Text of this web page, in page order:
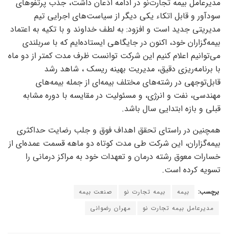
مدیرعامل بیمه تجارت‌نو در ادامه اذعان داشت، جذب پرتفوهای
سودآور و قابل اتکاء یکی دیگر از سیاست‌های اجرایی تیم
مدیریتی جدید است و افزود: به لطف خداوند و با تکیه به اعتماد
بیمه‌گزاران خود، اکنون در جایگاهی ایستاده‌ایم که با سربلندی
می‌توانیم اعلام کنیم این شرکت توانست ظرف مدت کمتر از دو ماه
با برنامه‌ریزی دقیق، مدیریت بهینه ریسک ، شاهد رشد
قابل‌توجهی در رشته‌های مختلف بیمه‌ای از جمله بیمه‌های
مهندسی، نفت و انرژی، و مسئولیت در مقایسه با دوره مشابه
قبلی و بازه ابتدایی سال باشد.
همچنین در راستای تحقق اهداف فوق و جلب رضایت حداکثری
بیمه‌گزاران، این شرکت طی مدت کوتاه دو ماهه قسمت عمده‌ای از
خسارات معوق رشته درمان و تعهدات خود به مراکز درمانی را
تسویه کرده است.
برچسب: بیمه بیمه تجارت نو
صنعت بیمه
مدیرعامل بیمه تجارت نو
مهران رضوانی